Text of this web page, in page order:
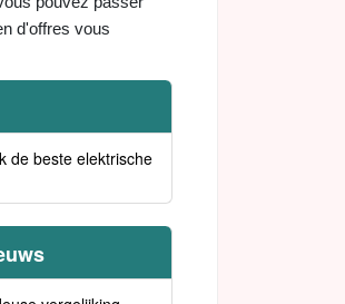
d'offres vous
de beste elektrische